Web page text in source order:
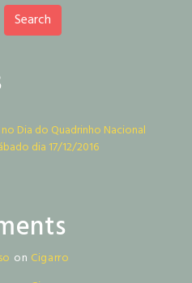
Search
Dia do Quadrinho Nacional
dia 17/12/2016
on Cigarro